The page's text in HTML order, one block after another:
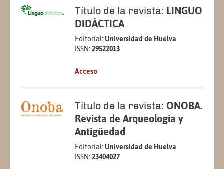
Título de la revista: LINGUO
DIDÁCTICA
Editorial: Universidad de Huelva
ISSN: 29522013
Acceso
Título de la revista: ONOBA.
Revista de Arqueología y
Antigüedad
Editorial: Universidad de Huelva
ISSN: 23404027